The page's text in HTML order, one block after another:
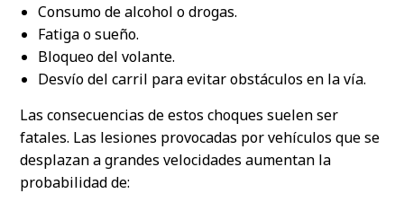
Consumo de alcohol o drogas.
Fatiga o sueño.
Bloqueo del volante.
Desvío del carril para evitar obstáculos en la vía.
Las consecuencias de estos choques suelen ser
fatales. Las lesiones provocadas por vehículos que se
desplazan a grandes velocidades aumentan la
probabilidad de: